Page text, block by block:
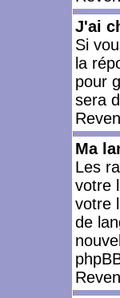
J'ai
Si
la
pour
sera
Ma
Les
votre
votre
de